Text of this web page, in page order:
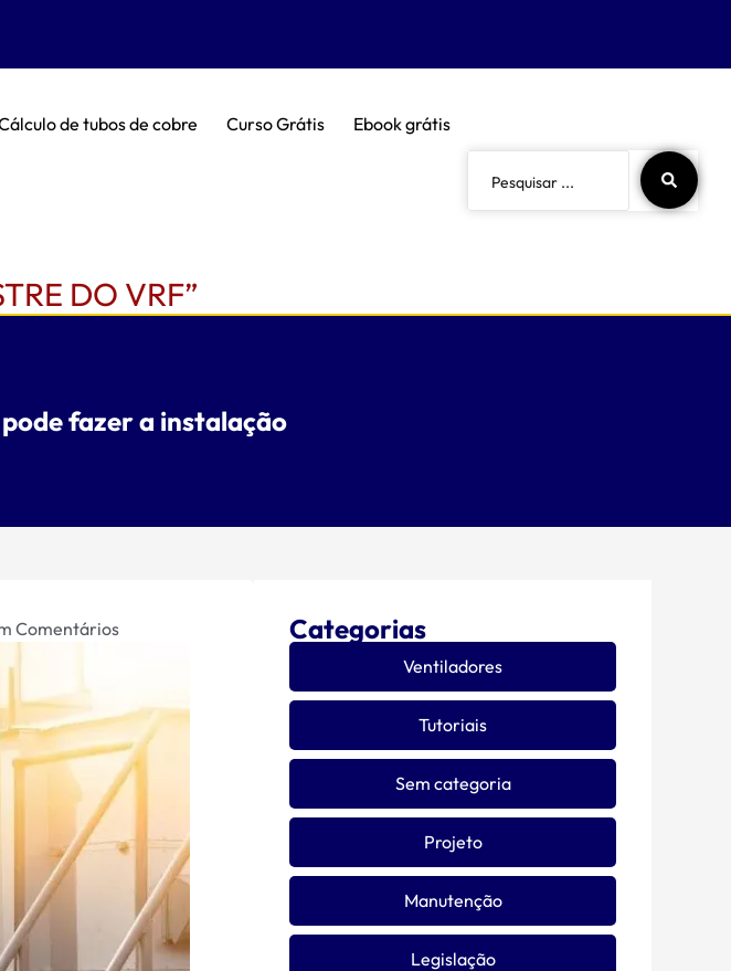
de tubos de cobre Curso Grátis Ebook grátis
DO VRF”
fazer a instalação
Comentários Categorias
Ventiladores
Tutoriais
Sem categoria
Projeto
Manutenção
Legislação